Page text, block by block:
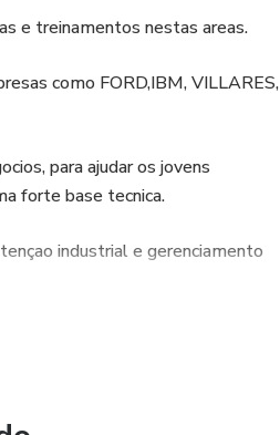
e treinamentos nestas areas.
como FORD,IBM, VILLARES,
para ajudar os jovens
forte base tecnica.
industrial e gerenciamento